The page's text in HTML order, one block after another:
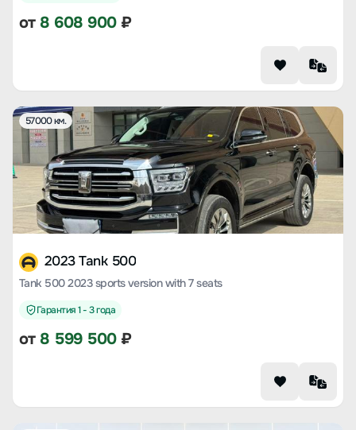
от 8 608 900₽
57000 км.
2023 Tank 500
Tank 500 2023 sports version with 7 seats
Гарантия 1 - 3 года
от 8 599 500₽